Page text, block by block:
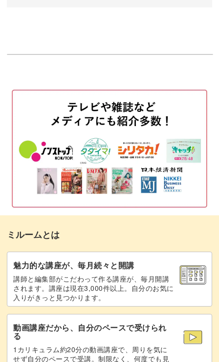
に仕上げましたが、
組み合わせるカラーによって、がらりとイメージが変わり
ブルー×ホワイトで涼しげに、ピンク×ホワイトで可愛く、
3色、4色とたくさんのカラーでモザイク模様を作っても素
お花のキューブの数を増やして華やかにしたり、
お花以外の不燃性のアイテムを入れても◎
も変化が楽しめます。
ぜひこの機会にキューブキャンドルの作り方をマスターし
て、
オリジナルキャンドル作りの幅を広げましょう♪
ワックスを溶かして着色しモールドに流し
2回目のワックスを着色し流し入れる 05:32
3回目のワックスを溶かして流し入れ、お花
を入れる
08:12
型から外し形を整える
瓶にワックスを詰める
芯を座金にセットし固定する 28:23
カットしたジェルワックスを詰める 29:28
溶かしたジェルワックスを注ぐ 31:08
芯をカットしてデコレーションして完成♪ 33:03
まとめ
ミルームとは
魅力的な講座が、毎月続々と開講
講師と編集部がこだわって作る講座が、毎月開講
されます。講座は現在3,000件以上。自分のお気に
入りがきっと見つかります。
動画講座だから、自分のペースで受けられ
る
1カリキュラム約20分の動画講座で、周りを気に
せず自分のペースで受講。制限なく、何度でも見